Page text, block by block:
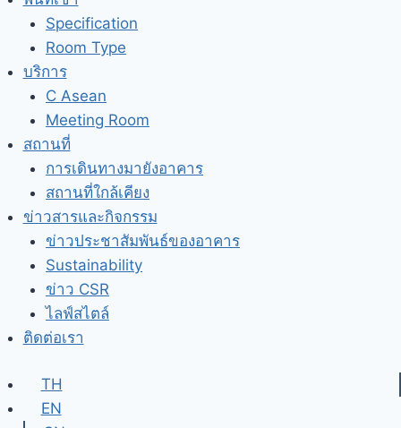
Specification
Room Type
บริการ
C Asean
Meeting Room
สถานที่
การเดินทางมายังอาคาร
สถานที่ใกล้เคียง
ข่าวสารและกิจกรรม
ข่าวประชาสัมพันธ์ของอาคาร
Sustainability
ข่าว CSR
ไลฟ์สไตล์
ติดต่อเรา
TH
EN